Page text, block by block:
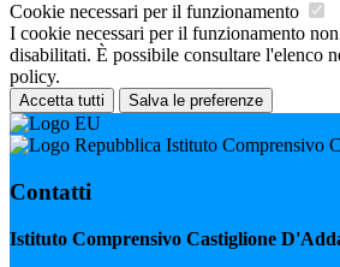
Cookie necessari per il funzionamento
I cookie necessari per il funzionamento non
disabilitati. È possibile consultare l'elenco
policy.
Accetta tutti Salva le preferenze
Istituto Comprensivo
Contatti
Istituto Comprensivo Castiglione